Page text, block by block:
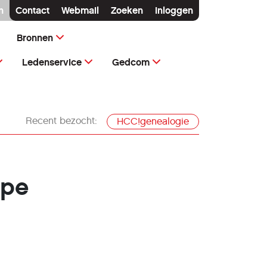
Contact Webmail Zoeken Inloggen
Bronnen
Ledenservice Gedcom
Recent bezocht: HCC!genealogie